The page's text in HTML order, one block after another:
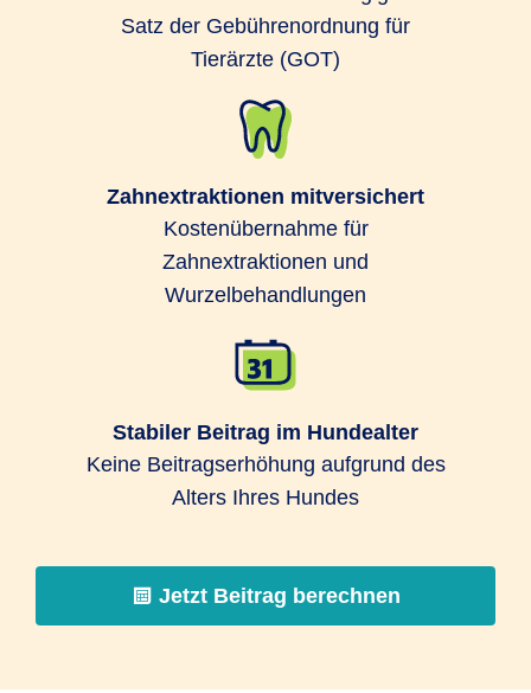
Satz der Gebührenordnung für
Tierärzte (GOT)
Zahnextraktionen mitversichert
Kostenübernahme für
Zahnextraktionen und
Wurzelbehandlungen
Stabiler Beitrag im Hundealter
Keine Beitragserhöhung aufgrund des
Alters Ihres Hundes
Jetzt Beitrag berechnen